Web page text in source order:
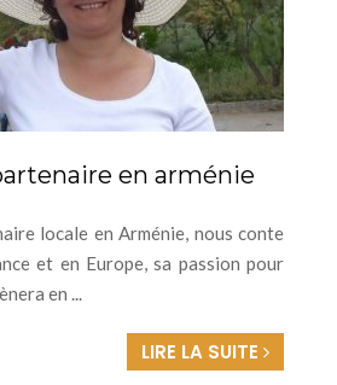
en arménie
locale en Arménie, nous conte
et en Europe, sa passion pour
en ...
LIRE LA SUITE